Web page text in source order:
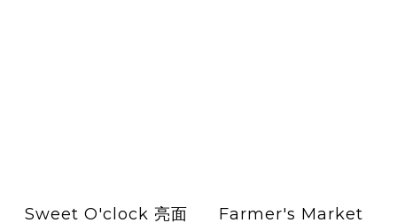
Sweet O'clock 亮面
Farmer's Market